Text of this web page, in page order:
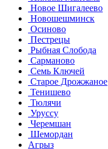
Новое Шигалеево
Новошешминск
Осиново
Пестрецы
Рыбная Слобода
Сарманово
Семь Ключей
Старое Дрожжаное
Тенишево
Тюлячи
Уруссу
Черемшан
Шемордан
Агрыз